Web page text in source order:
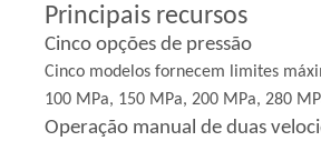
Principais recursos
Cinco opções de pressão
Cinco modelos fornecem limites
100 MPa, 150 MPa, 200 MPa, 280
Operação manual de duas